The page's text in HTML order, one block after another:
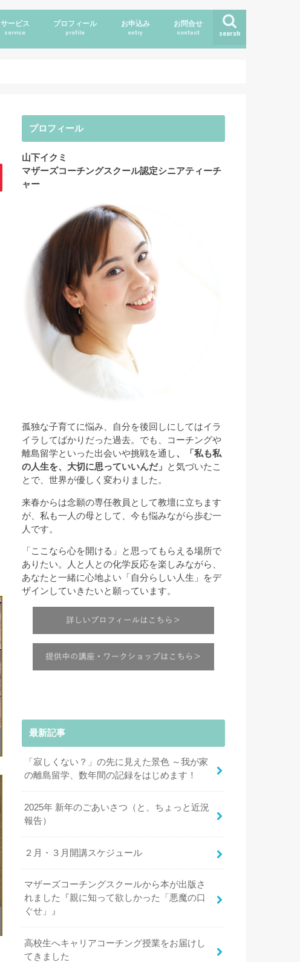
search
サービス
service
プロフィール
profile
お申込み
entry
お問合せ
contact
プロフィール
山下イクミ
マザーズコーチングスクール認定シニアティーチ
ャー
孤独な子育てに悩み、自分を後回しにしてはイラ
イラしてばかりだった過去。でも、コーチングや
離島留学といった出会いや挑戦を通し、「私も私
の人生を、大切に思っていいんだ」
と気づいたこ
とで、世界が優しく変わりました。
来春からは念願の専任教員として教壇に立ちます
が、私も一人の母として、今も悩みながら歩む一
人です。
「ここなら心を開ける」と思ってもらえる場所で
ありたい。人と人との化学反応を楽しみながら、
あなたと一緒に心地よい「自分らしい人生」をデ
ザインしていきたいと願っています。
最新記事
「寂しくない？」の先に見えた景色 ～我が家
の離島留学、数年間の記録をはじめます！
2025年 新年のごあいさつ（と、ちょっと近況
報告）
２月・３月開講スケジュール
マザーズコーチングスクールから本が出版さ
れました『親に知って欲しかった「悪魔の口
ぐせ」』
高校生へキャリアコーチング授業をお届けし
てきました